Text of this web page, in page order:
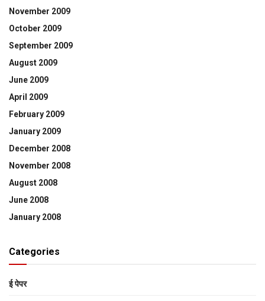
November 2009
October 2009
September 2009
August 2009
June 2009
April 2009
February 2009
January 2009
December 2008
November 2008
August 2008
June 2008
January 2008
Categories
ई पेपर